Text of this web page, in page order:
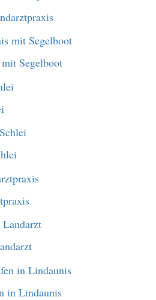
Segelboot
in Lindaunis